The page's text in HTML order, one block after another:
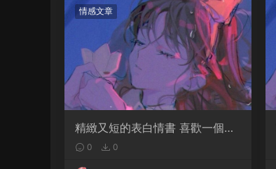
情感文章
精緻又短的表白情書 喜歡一個人
的表白語錄
0 0